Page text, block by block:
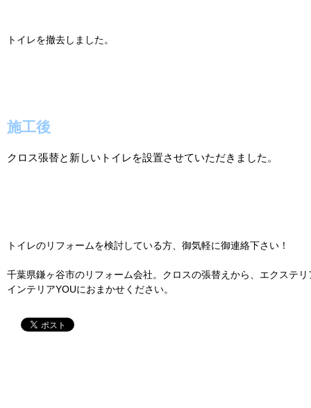
トイレを撤去しました。
施工後
クロス張替と新しいトイレを設置させていただきました。
トイレのリフォームを検討している方、御気軽に御連絡下さい！
千葉県鎌ヶ谷市のリフォーム会社。クロスの張替えから、エクステ
インテリアYOUにおまかせください。